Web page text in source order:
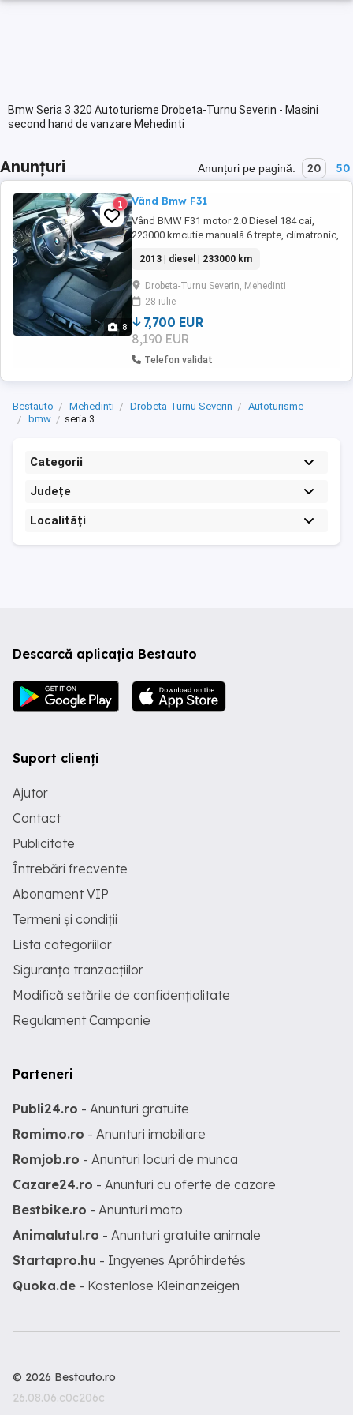
Bmw Seria 3 320 Autoturisme Drobeta-Turnu Severin - Masini
second hand de vanzare Mehedinti
Anunțuri Anunțuri pe pagină: 20 50
8
1 Vând Bmw F31
Vând BMW F31 motor 2.0 Diesel 184 cai,
223000 kmcutie manuală 6 trepte, climatronic,
hedap ul display, senzori ploaie, lumini,
senzori parcare față spate cu afișare pe
display, navigație prin satelit actualizata la zi,
haion electric și multe altele dotări. ...
2013 | diesel | 233000 km
Drobeta-Turnu Severin, Mehedinti
28 iulie
7,700 EUR
8,190 EUR
Telefon validat
Bestauto Mehedinti Drobeta-Turnu Severin
Autoturisme
bmw
seria 3
Categorii
Județe
Localități
Descarcă aplicația Bestauto
Suport clienți
Ajutor
Contact
Publicitate
Întrebări frecvente
Abonament VIP
Termeni și condiții
Lista categoriilor
Siguranța tranzacțiilor
Modifică setările de confidențialitate
Regulament Campanie
Parteneri
Publi24.ro - Anunturi gratuite
Romimo.ro - Anunturi imobiliare
Romjob.ro - Anunturi locuri de munca
Cazare24.ro - Anunturi cu oferte de cazare
Bestbike.ro - Anunturi moto
Animalutul.ro - Anunturi gratuite animale
Startapro.hu - Ingyenes Apróhirdetés
Quoka.de - Kostenlose Kleinanzeigen
© 2026 Bestauto.ro
26.08.06.c0c206c